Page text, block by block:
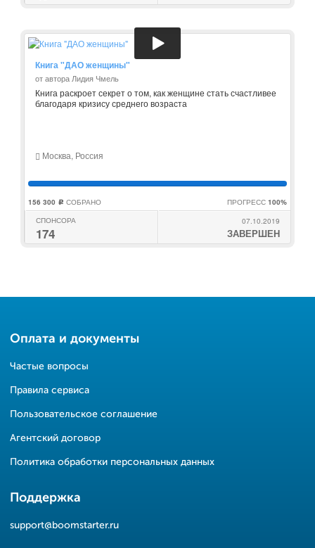
Книга "ДАО женщины"
от автора Лидия Чмель
Книга раскроет секрет о том, как женщине стать счастливее
благодаря кризису среднего возраста
Москва, Россия
156 300 c СОБРАНО ПРОГРЕСС 100%
СПОНСОРА
174
07.10.2019
ЗАВЕРШЕН
Оплата и документы
Частые вопросы
Правила сервиса
Пользовательское соглашение
Агентский договор
Политика обработки персональных данных
Поддержка
support@boomstarter.ru